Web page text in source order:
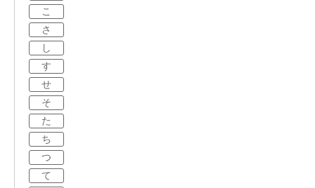
こ
さ
し
す
せ
そ
た
ち
つ
て